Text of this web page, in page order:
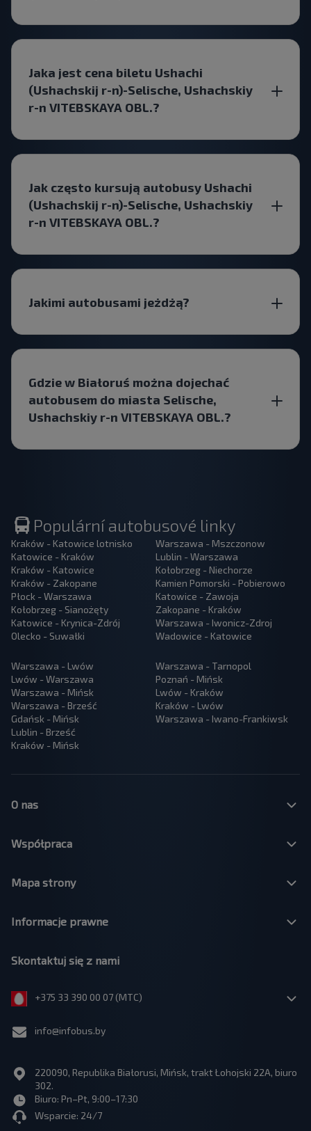
Jaka jest cena biletu Ushachi
(Ushachskij r-n)-Selische, Ushachskiy
r-n VITEBSKAYA OBL.?
Jak często kursują autobusy Ushachi
(Ushachskij r-n)-Selische, Ushachskiy
r-n VITEBSKAYA OBL.?
Jakimi autobusami jeżdżą?
Gdzie w Białoruś można dojechać
autobusem do miasta Selische,
Ushachskiy r-n VITEBSKAYA OBL.?
Populární autobusové linky
Kraków - Katowice lotnisko
Katowice - Kraków
Kraków - Katowice
Kraków - Zakopane
Płock - Warszawa
Kołobrzeg - Sianożęty
Katowice - Krynica-Zdrój
Olecko - Suwałki
Warszawa - Mszczonow
Lublin - Warszawa
Kołobrzeg - Niechorze
Kamien Pomorski - Pobierowo
Katowice - Zawoja
Zakopane - Kraków
Warszawa - Iwonicz-Zdroj
Wadowice - Katowice
Warszawa - Lwów
Lwów - Warszawa
Warszawa - Mińsk
Warszawa - Brześć
Gdańsk - Mińsk
Lublin - Brześć
Kraków - Mińsk
Warszawa - Tarnopol
Poznań - Mińsk
Lwów - Kraków
Kraków - Lwów
Warszawa - Iwano-Frankiwsk
O nas
Współpraca
Mapa strony
Informacje prawne
Skontaktuj się z nami
+375 33 390 00 07 (МТС)
info@infobus.by
220090, Republika Białorusi, Mińsk, trakt Łohojski 22A, biuro
302.
Biuro: Pn–Pt, 9:00–17:30
Wsparcie: 24/7